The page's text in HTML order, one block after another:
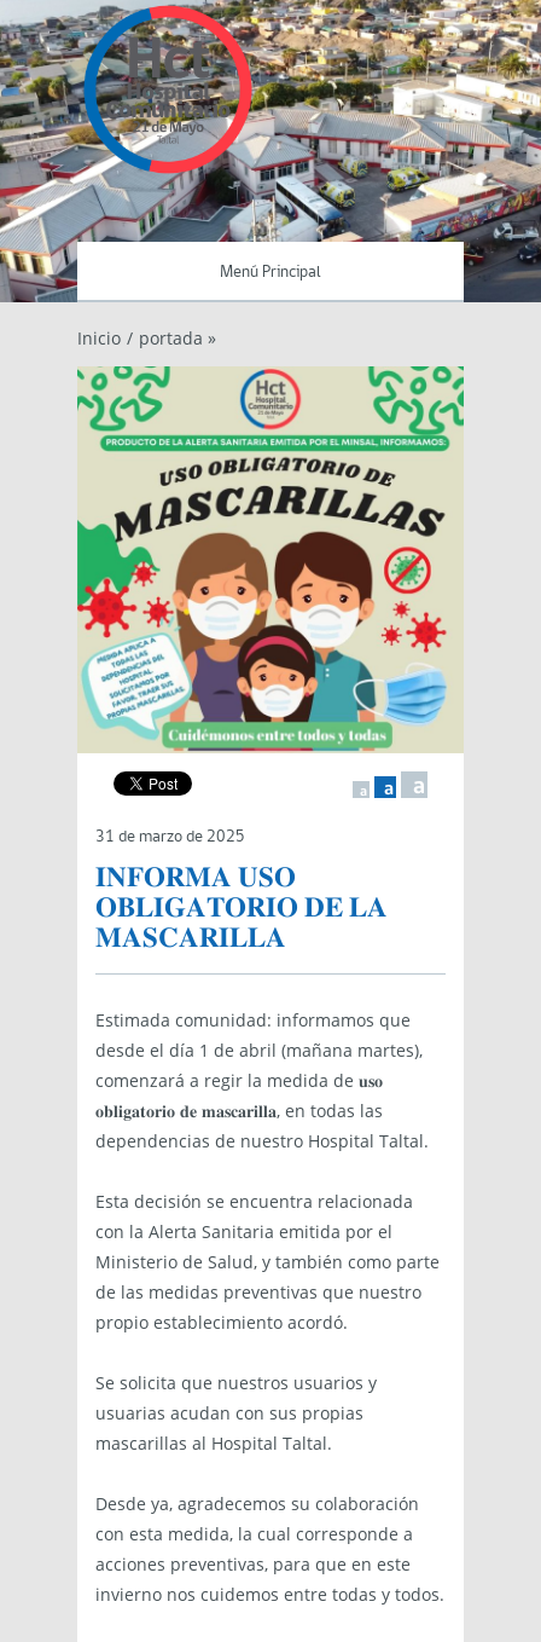
Menú Principal
Inicio / portada »
a a a
31 de marzo de 2025
𝐈𝐍𝐅𝐎𝐑𝐌𝐀 𝐔𝐒𝐎
𝐎𝐁𝐋𝐈𝐆𝐀𝐓𝐎𝐑𝐈𝐎 𝐃𝐄 𝐋𝐀
𝐌𝐀𝐒𝐂𝐀𝐑𝐈𝐋𝐋𝐀
Estimada comunidad: informamos que
desde el día 1 de abril (mañana martes),
comenzará a regir la medida de 𝐮𝐬𝐨
𝐨𝐛𝐥𝐢𝐠𝐚𝐭𝐨𝐫𝐢𝐨 𝐝𝐞 𝐦𝐚𝐬𝐜𝐚𝐫𝐢𝐥𝐥𝐚, en todas las
dependencias de nuestro Hospital Taltal.
Esta decisión se encuentra relacionada
con la Alerta Sanitaria emitida por el
Ministerio de Salud, y también como parte
de las medidas preventivas que nuestro
propio establecimiento acordó.
Se solicita que nuestros usuarios y
usuarias acudan con sus propias
mascarillas al Hospital Taltal.
Desde ya, agradecemos su colaboración
con esta medida, la cual corresponde a
acciones preventivas, para que en este
invierno nos cuidemos entre todas y todos.